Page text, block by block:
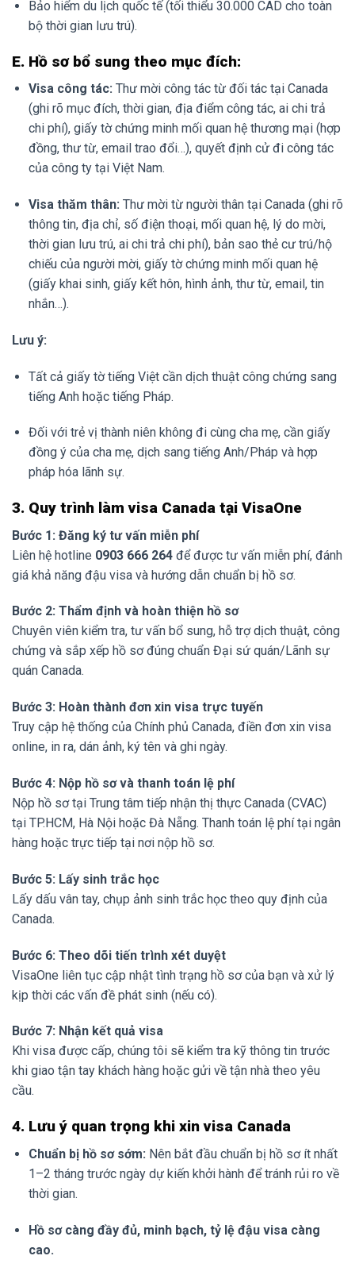
Bảo hiểm du lịch quốc tế (tối thiểu 30.000 CAD cho toàn
bộ thời gian lưu trú).
E. Hồ sơ bổ sung theo mục đích:
Visa công tác: Thư mời công tác từ đối tác tại Canada
(ghi rõ mục đích, thời gian, địa điểm công tác, ai chi trả
chi phí), giấy tờ chứng minh mối quan hệ thương mại (hợp
đồng, thư từ, email trao đổi…), quyết định cử đi công tác
của công ty tại Việt Nam.
Visa thăm thân: Thư mời từ người thân tại Canada (ghi rõ
thông tin, địa chỉ, số điện thoại, mối quan hệ, lý do mời,
thời gian lưu trú, ai chi trả chi phí), bản sao thẻ cư trú/hộ
chiếu của người mời, giấy tờ chứng minh mối quan hệ
(giấy khai sinh, giấy kết hôn, hình ảnh, thư từ, email, tin
nhắn…).
Lưu ý:
Tất cả giấy tờ tiếng Việt cần dịch thuật công chứng sang
tiếng Anh hoặc tiếng Pháp.
Đối với trẻ vị thành niên không đi cùng cha mẹ, cần giấy
đồng ý của cha mẹ, dịch sang tiếng Anh/Pháp và hợp
pháp hóa lãnh sự.
3. Quy trình làm visa Canada tại VisaOne
Bước 1: Đăng ký tư vấn miễn phí
Liên hệ hotline 0903 666 264 để được tư vấn miễn phí, đánh
giá khả năng đậu visa và hướng dẫn chuẩn bị hồ sơ.
Bước 2: Thẩm định và hoàn thiện hồ sơ
Chuyên viên kiểm tra, tư vấn bổ sung, hỗ trợ dịch thuật, công
chứng và sắp xếp hồ sơ đúng chuẩn Đại sứ quán/Lãnh sự
quán Canada.
Bước 3: Hoàn thành đơn xin visa trực tuyến
Truy cập hệ thống của Chính phủ Canada, điền đơn xin visa
online, in ra, dán ảnh, ký tên và ghi ngày.
Bước 4: Nộp hồ sơ và thanh toán lệ phí
Nộp hồ sơ tại Trung tâm tiếp nhận thị thực Canada (CVAC)
tại TP.HCM, Hà Nội hoặc Đà Nẵng. Thanh toán lệ phí tại ngân
hàng hoặc trực tiếp tại nơi nộp hồ sơ.
Bước 5: Lấy sinh trắc học
Lấy dấu vân tay, chụp ảnh sinh trắc học theo quy định của
Canada.
Bước 6: Theo dõi tiến trình xét duyệt
VisaOne liên tục cập nhật tình trạng hồ sơ của bạn và xử lý
kịp thời các vấn đề phát sinh (nếu có).
Bước 7: Nhận kết quả visa
Khi visa được cấp, chúng tôi sẽ kiểm tra kỹ thông tin trước
khi giao tận tay khách hàng hoặc gửi về tận nhà theo yêu
cầu.
4. Lưu ý quan trọng khi xin visa Canada
Chuẩn bị hồ sơ sớm: Nên bắt đầu chuẩn bị hồ sơ ít nhất
1–2 tháng trước ngày dự kiến khởi hành để tránh rủi ro về
thời gian.
Hồ sơ càng đầy đủ, minh bạch, tỷ lệ đậu visa càng
cao.